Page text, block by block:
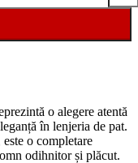
o alegere atentă
în lenjeria de pat.
o completare
odihnitor și plăcut.